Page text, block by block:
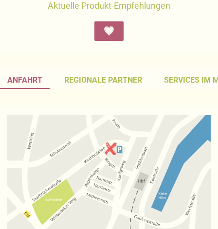
Aktuelle Produkt-Empfehlungen
ANFAHRT REGIONALE PARTNER SERVICES IM